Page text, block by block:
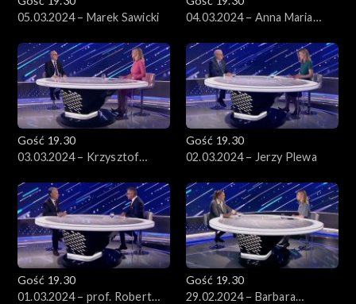
05.03.2024 – Marek Sawicki
04.03.2024 – Anna Maria
Gość 19.30
03.03.2024 – Krzysztof
Gość 19.30
02.03.2024 – Jerzy Plewa
Gość 19.30
01.03.2024 – prof. Robert
Gość 19.30
29.02.2024 – Barbara